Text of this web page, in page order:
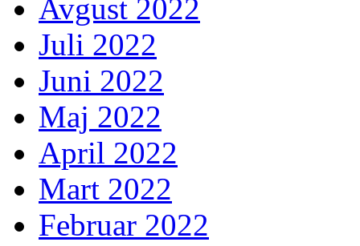
Avgust 2022
Juli 2022
Juni 2022
Maj 2022
April 2022
Mart 2022
Februar 2022